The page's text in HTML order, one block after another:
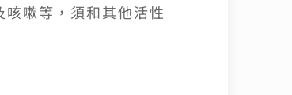
嗽等，須和其他活性